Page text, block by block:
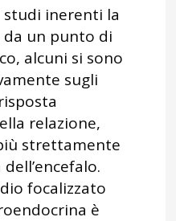
inerenti la
un punto di
alcuni si sono
sugli
relazione,
strettamente
focalizzato
è